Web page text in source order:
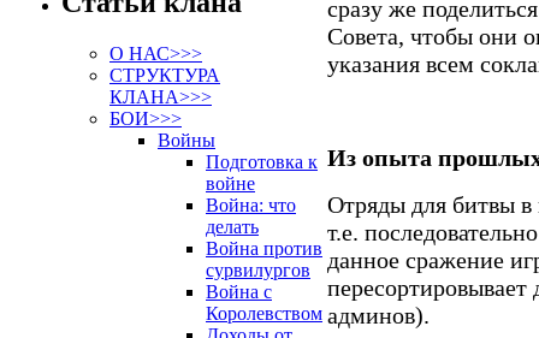
О НАС>>>
СТРУКТУРА
КЛАНА>>>
БОИ>>>
Войны
Подготовка к
войне
Война: что
делать
Война против
сурвилургов
Война с
Королевством
сразу же
Совета, чтобы они
указания всем
Из опыта
Отряды для битвы
т.е.
данное сражение
пересортировывает
админов).